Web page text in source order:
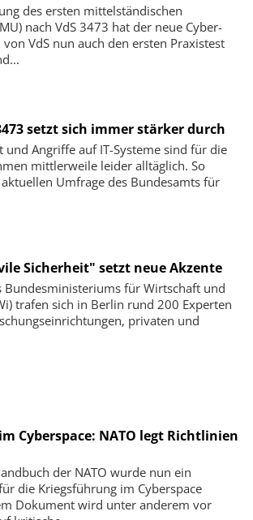
des ersten mittelständischen
nach VdS 3473 hat der neue Cyber-
VdS nun auch den ersten Praxistest
setzt sich immer stärker durch
und Angriffe auf IT-Systeme sind für die
mittlerweile leider alltäglich. So
Umfrage des Bundesamts für
Sicherheit" setzt neue Akzente
Bundesministeriums für Wirtschaft und
trafen sich in Berlin rund 200 Experten
privaten und
Cyberspace: NATO legt Richtlinien
der NATO wurde nun ein
die Kriegsführung im Cyberspace
Dokument wird unter anderem vor